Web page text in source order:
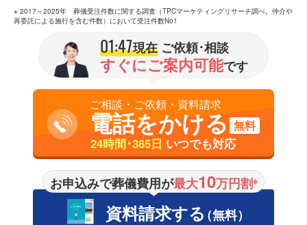
※ 2017～2025年 葬儀受注件数に関する調査（TPCマーケティングリサーチ調べ。仲介や
再委託による施行を含む件数）において受注件数No1
01:47現在ご依頼･相談
すぐにご案内可能です
ご相談・ご依頼・資料請求
電話をかける 無料
24時間･365日 いつでも対応
お申込みで葬儀費用が最大10万円割※
資料請求する（無料）